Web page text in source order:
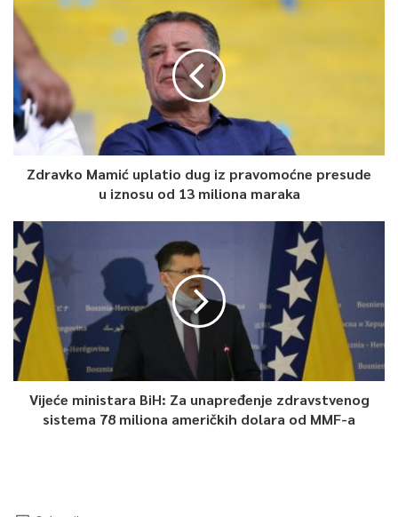
Zdravko Mamić uplatio dug iz pravomoćne presude
u iznosu od 13 miliona maraka
Vijeće ministara BiH: Za unapređenje zdravstvenog
sistema 78 miliona američkih dolara od MMF-a